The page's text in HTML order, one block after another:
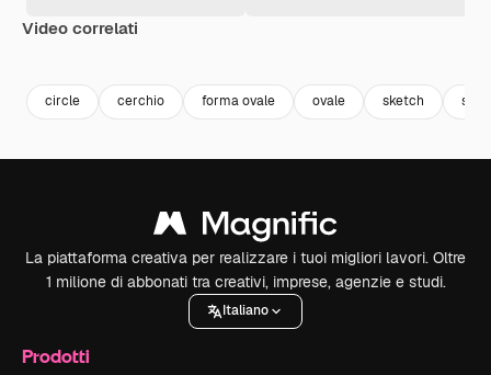
Video correlati
circle cerchio forma ovale ovale sketch
La piattaforma creativa per realizzare i tuoi migliori lavori. Oltre
1 milione di abbonati tra creativi, imprese, agenzie e studi.
Italiano
Prodotti